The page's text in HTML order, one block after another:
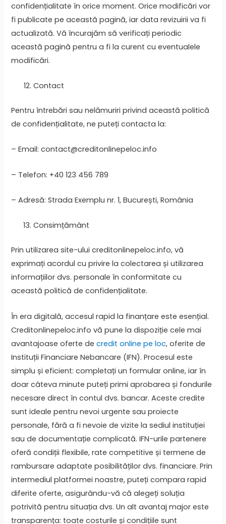
confidențialitate în orice moment. Orice modificări vor
fi publicate pe această pagină, iar data revizuirii va fi
actualizată. Vă încurajăm să verificați periodic
această pagină pentru a fi la curent cu eventualele
modificări.
Contact
Pentru întrebări sau nelămuriri privind această politică
de confidențialitate, ne puteți contacta la:
– Email: contact@creditonlinepeloc.info
– Telefon: +40 123 456 789
– Adresă: Strada Exemplu nr. 1, București, România
Consimțământ
Prin utilizarea site-ului creditonlinepeloc.info, vă
exprimați acordul cu privire la colectarea și utilizarea
informațiilor dvs. personale în conformitate cu
această politică de confidențialitate.
În era digitală, accesul rapid la finanțare este esențial.
Creditonlinepeloc.info vă pune la dispoziție cele mai
avantajoase oferte decredit online pe loc, oferite de
Instituții Financiare Nebancare (IFN). Procesul este
simplu și eficient: completați un formular online, iar în
doar câteva minute puteți primi aprobarea și fondurile
necesare direct în contul dvs. bancar. Aceste credite
sunt ideale pentru nevoi urgente sau proiecte
personale, fără a fi nevoie de vizite la sediul instituției
sau de documentație complicată. IFN-urile partenere
oferă condiții flexibile, rate competitive și termene de
rambursare adaptate posibilităților dvs. financiare. Prin
intermediul platformei noastre, puteți compara rapid
diferite oferte, asigurându-vă că alegeți soluția
potrivită pentru situația dvs. Un alt avantaj major este
transparența: toate costurile și condițiile sunt